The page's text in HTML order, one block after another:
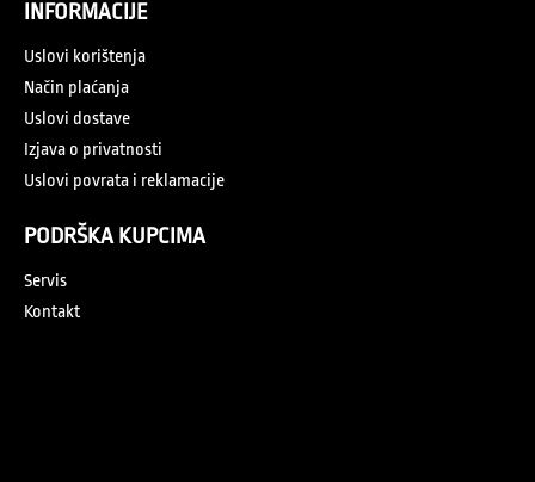
INFORMACIJE
Uslovi korištenja
Način plaćanja
Uslovi dostave
Izjava o privatnosti
Uslovi povrata i reklamacije
PODRŠKA KUPCIMA
Servis
Kontakt